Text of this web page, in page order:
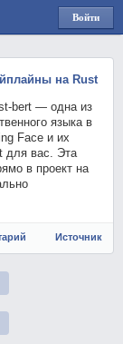
Войти
через
на Rust
bert — одна из
языка в
Face и их
для вас. Эта
в проект на
Источник